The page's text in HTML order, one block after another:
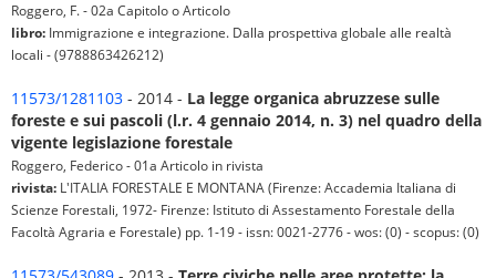
Roggero, F. - 02a Capitolo o Articolo
libro: Immigrazione e integrazione. Dalla prospettiva globale alle realtà
locali - (9788863426212)
11573/1281103 - 2014 - La legge organica abruzzese sulle
foreste e sui pascoli (l.r. 4 gennaio 2014, n. 3) nel quadro della
vigente legislazione forestale
Roggero, Federico - 01a Articolo in rivista
rivista: L'ITALIA FORESTALE E MONTANA (Firenze: Accademia Italiana di
Scienze Forestali, 1972- Firenze: Istituto di Assestamento Forestale della
Facoltà Agraria e Forestale) pp. 1-19 - issn: 0021-2776 - wos: (0) - scopus: (0)